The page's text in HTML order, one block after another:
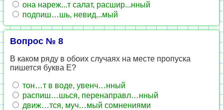
она нареж...т салат, расшир...нный
подпиш…шь, невид...мый
Вопрос № 8
В каком ряду в обоих случаях на месте пропуска
пишется буква Е?
тон…т в воде, увенч…нный
распиш…шься, перенаправл…нный
движ…тся, муч…мый сомнениями